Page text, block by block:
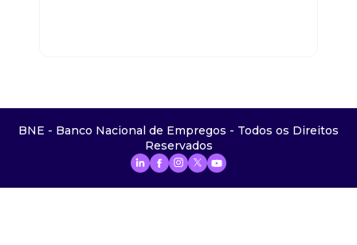
BNE - Banco Nacional de Empregos - Todos os Direitos
Reservados